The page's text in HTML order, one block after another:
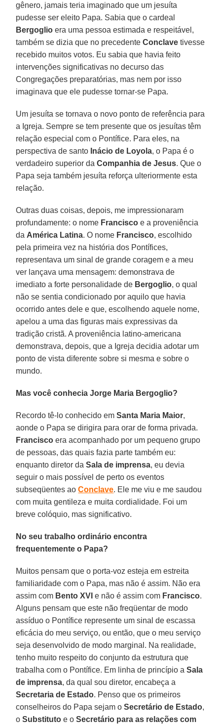
gênero, jamais teria imaginado que um jesuíta
pudesse ser eleito Papa. Sabia que o cardeal
Bergoglio era uma pessoa estimada e respeitável,
também se dizia que no precedenteConclave tivesse
recebido muitos votos. Eu sabia que havia feito
intervenções significativas no decurso das
Congregações preparatórias, mas nem por isso
imaginava que ele pudesse tornar-se Papa.
Um jesuíta se tornava o novo ponto de referência para
a Igreja. Sempre se tem presente que os jesuítas têm
relação especial com o Pontífice. Para eles, na
perspectiva de santo Inácio de Loyola, o Papa é o
verdadeiro superior daCompanhia de Jesus. Que o
Papa seja também jesuíta reforça ulteriormente esta
relação.
Outras duas coisas, depois, me impressionaram
profundamente: o nome Francisco e a proveniência
da América Latina. O nome Francisco, escolhido
pela primeira vez na história dos Pontífices,
representava um sinal de grande coragem e a meu
ver lançava uma mensagem: demonstrava de
imediato a forte personalidade de Bergoglio, o qual
não se sentia condicionado por aquilo que havia
ocorrido antes dele e que, escolhendo aquele nome,
apelou a uma das figuras mais expressivas da
tradição cristã. A proveniência latino-americana
demonstrava, depois, que a Igreja decidia adotar um
ponto de vista diferente sobre si mesma e sobre o
mundo.
Mas você conhecia Jorge Maria Bergoglio?
Recordo tê-lo conhecido emSanta Maria Maior,
aonde o Papa se dirigira para orar de forma privada.
Francisco era acompanhado por um pequeno grupo
de pessoas, das quais fazia parte também eu:
enquanto diretor da Sala de imprensa, eu devia
seguir o mais possível de perto os eventos
subseqüentes aoConclave. Ele me viu e me saudou
com muita gentileza e muita cordialidade. Foi um
breve colóquio, mas significativo.
No seu trabalho ordinário encontra
frequentemente o Papa?
Muitos pensam que o porta-voz esteja em estreita
familiaridade com o Papa, mas não é assim. Não era
assim com Bento XVI e não é assim com Francisco.
Alguns pensam que este não freqüentar de modo
assíduo o Pontífice represente um sinal de escassa
eficácia do meu serviço, ou então, que o meu serviço
seja desenvolvido de modo marginal. Na realidade,
tenho muito respeito do conjunto da estrutura que
trabalha com o Pontífice. Em linha de princípio aSala
de imprensa, da qual sou diretor, encabeça a
Secretaria de Estado. Penso que os primeiros
conselheiros do Papa sejam oSecretário de Estado,
oSubstituto e o Secretário para as relações com